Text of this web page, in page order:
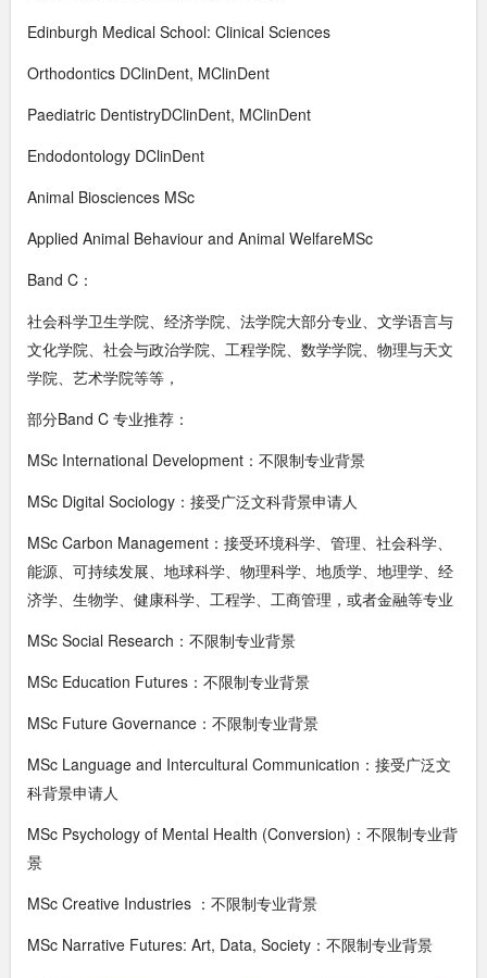
Edinburgh Medical School: Clinical Sciences
Orthodontics DClinDent, MClinDent
Paediatric DentistryDClinDent, MClinDent
Endodontology DClinDent
Animal Biosciences MSc
Applied Animal Behaviour and Animal WelfareMSc
Band C：
社会科学卫生学院、经济学院、法学院大部分专业、文学语言与
文化学院、社会与政治学院、工程学院、数学学院、物理与天文
学院、艺术学院等等，
部分Band C 专业推荐：
MSc International Development：不限制专业背景
MSc Digital Sociology：接受广泛文科背景申请人
MSc Carbon Management：接受环境科学、管理、社会科学、
能源、可持续发展、地球科学、物理科学、地质学、地理学、经
济学、生物学、健康科学、工程学、工商管理，或者金融等专业
MSc Social Research：不限制专业背景
MSc Education Futures：不限制专业背景
MSc Future Governance：不限制专业背景
MSc Language and Intercultural Communication：接受广泛文
科背景申请人
MSc Psychology of Mental Health (Conversion)：不限制专业背
景
MSc Creative Industries ：不限制专业背景
MSc Narrative Futures: Art, Data, Society：不限制专业背景